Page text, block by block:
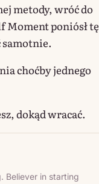
metody, wróć do
Moment poniósł tę
samotnie.
choćby jednego
dokąd wracać.
Believer in starting